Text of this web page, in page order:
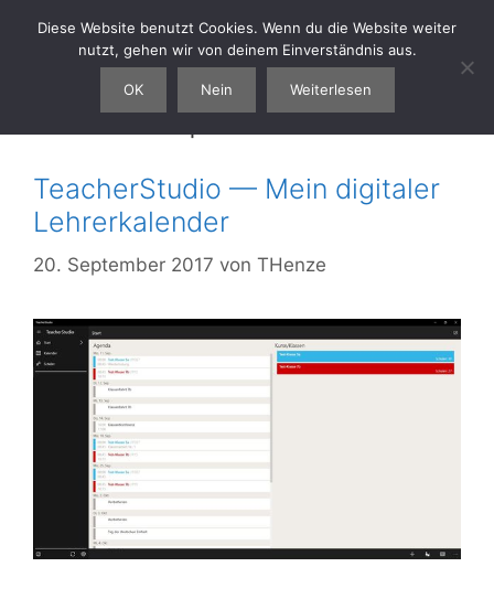
Inhaltthenze.eu Menü
Monat:September 2017
TeacherStudio — Mein digitaler
Lehrerkalender
20. September 2017 von THenze
Diese Website benutzt Cookies. Wenn du die Website weiter
nutzt, gehen wir von deinem Einverständnis aus.
OK Nein Weiterlesen